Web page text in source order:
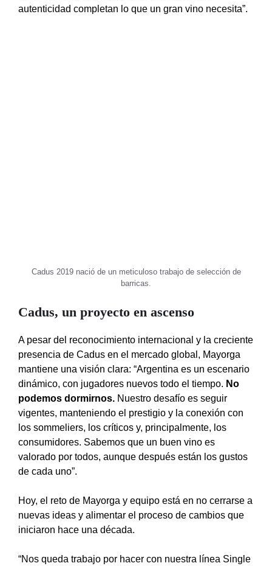
autenticidad completan lo que un gran vino necesita”.
Cadus 2019 nació de un meticuloso trabajo de selección de
barricas.
Cadus, un proyecto en ascenso
A pesar del reconocimiento internacional y la creciente
presencia de Cadus en el mercado global, Mayorga
mantiene una visión clara: “Argentina es un escenario
dinámico, con jugadores nuevos todo el tiempo. No
podemos dormirnos. Nuestro desafío es seguir
vigentes, manteniendo el prestigio y la conexión con
los sommeliers, los críticos y, principalmente, los
consumidores. Sabemos que un buen vino es
valorado por todos, aunque después están los gustos
de cada uno”.
Hoy, el reto de Mayorga y equipo está en no cerrarse a
nuevas ideas y alimentar el proceso de cambios que
iniciaron hace una década.
“Nos queda trabajo por hacer con nuestra línea Single